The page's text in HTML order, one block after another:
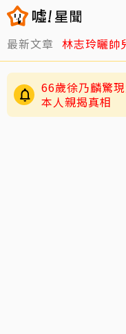
最新文章 林志玲曬帥
謝金燕父親節
卻刪掉
66歲徐乃麟驚
本人親揭真相